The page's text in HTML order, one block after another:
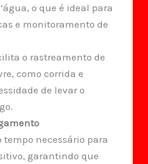
o que é ideal para
e monitoramento de
o rastreamento de
como corrida e
de levar o
necessário para
garantindo que